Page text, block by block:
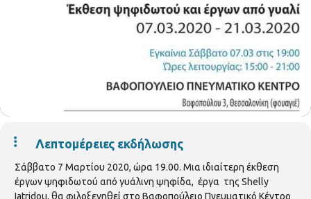
Λεπτομέρειες εκδήλωσης
Σάββατο 7 Μαρτίου 2020, ώρα 19.00. Mια ιδιαίτερη έκθεση
έργων ψηφιδωτού από γυάλινη ψηφίδα, έργα της Shelly
Iatridou, θα φιλοξενηθεί στο Βαφοπούλειο Πνευματικό Κέντρο